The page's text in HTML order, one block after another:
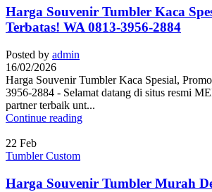
Harga Souvenir Tumbler Kaca
Terbatas! WA 0813-3956-2884
Posted by admin
16/02/2026
Harga Souvenir Tumbler Kaca Spesial,
3956-2884 - Selamat datang di situs resmi
partner terbaik unt...
Continue reading
22 Feb
Tumbler Custom
Harga Souvenir Tumbler Murah